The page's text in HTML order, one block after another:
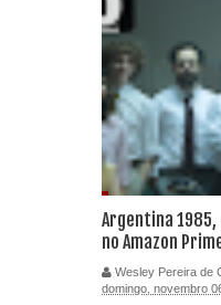
Argentina
no Amazon
Wesley Pereira de
domingo, novembro